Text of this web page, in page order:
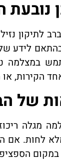
נובעת
לתיקון
לידע
במצלמה
הקירות,
של
מגלה
לחות. אם